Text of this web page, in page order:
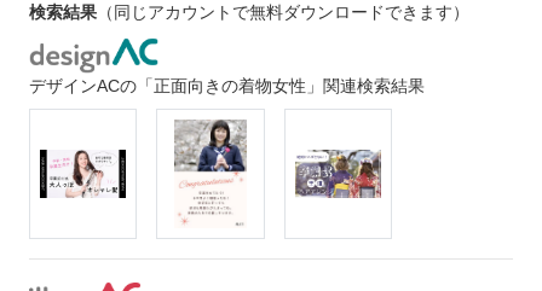
検索結果 （同じアカウントで無料ダウンロードできます）
デザインACの「正面向きの着物女性」関連検索結果